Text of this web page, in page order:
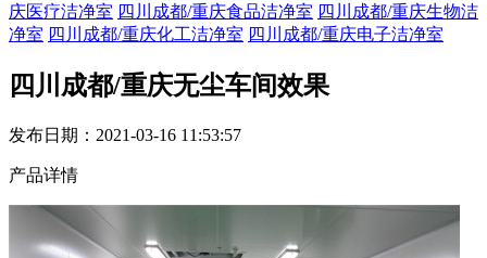
庆医疗洁净室 四川成都/重庆食品洁净室 四川成都/重庆生物洁
净室 四川成都/重庆化工洁净室 四川成都/重庆电子洁净室
四川成都/重庆无尘车间效果
发布日期：2021-03-16 11:53:57
产品详情